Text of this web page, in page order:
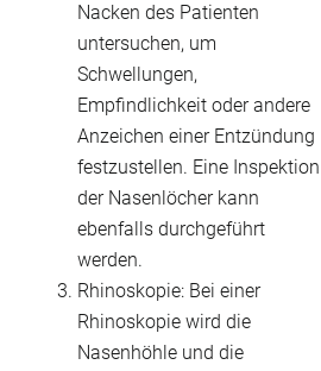
Nacken des Patienten
untersuchen, um
Schwellungen,
Empfindlichkeit oder andere
Anzeichen einer Entzündung
festzustellen. Eine Inspektion
der Nasenlöcher kann
ebenfalls durchgeführt
werden.
Rhinoskopie: Bei einer
Rhinoskopie wird die
Nasenhöhle und die